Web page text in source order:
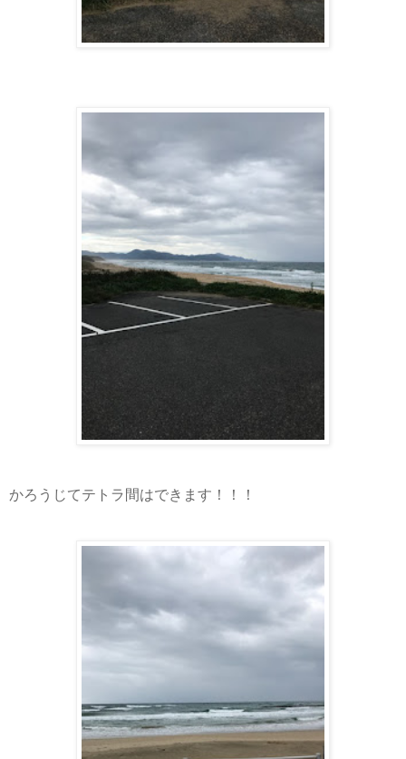
かろうじてテトラ間はできます！！！